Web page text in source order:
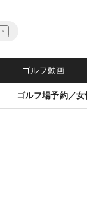
ゴルフ動画
ゴルフ場予約／